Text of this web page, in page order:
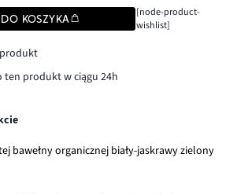
KOSZYKA
[node-product-
wishlist]
ten produkt w ciągu 24h
bawełny organicznej biały-jaskrawy zielony